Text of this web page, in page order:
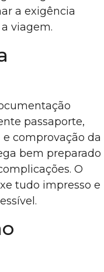
a exigência
viagem.
passaporte,
comprovação da
bem preparado
O
tudo impresso e